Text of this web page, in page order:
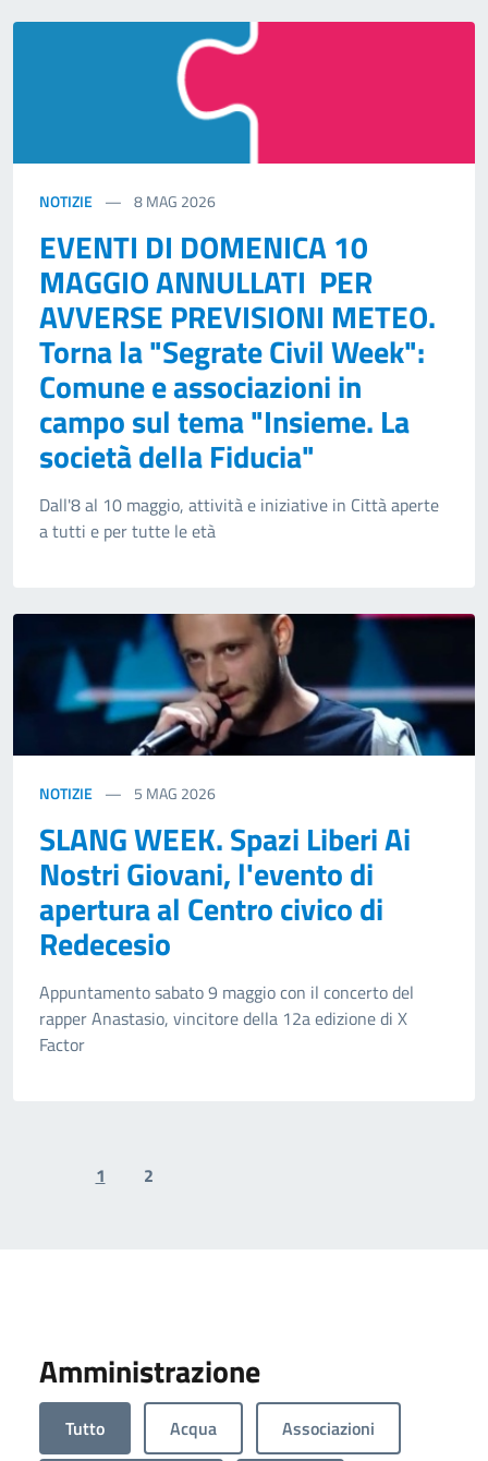
NOTIZIE 8MAG 2026
EVENTI DI DOMENICA 10
MAGGIO ANNULLATI PER
AVVERSE PREVISIONI METEO.
Torna la "Segrate Civil Week":
Comune e associazioni in
campo sul tema "Insieme. La
società della Fiducia"
Dall'8 al 10 maggio, attività e iniziative in Città aperte
a tutti e per tutte le età
NOTIZIE 5 MAG 2026
SLANG WEEK. Spazi Liberi Ai
Nostri Giovani, l'evento di
apertura al Centro civico di
Redecesio
Appuntamento sabato 9 maggio con il concerto del
rapper Anastasio, vincitore della 12a edizione di X
Factor
Previous page
1 2
Amministrazione
Tutto Acqua Associazioni